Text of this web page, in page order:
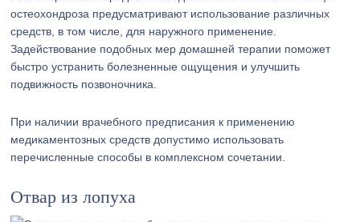
остеохондроза предусматривают использование различных
средств, в том числе, для наружного применение.
Задействование подобных мер домашней терапии поможет
быстро устранить болезненные ощущения и улучшить
подвижность позвоночника.
При наличии врачебного предписания к применению
медикаментозных средств допустимо использовать
перечисленные способы в комплексном сочетании.
Отвар из лопуха